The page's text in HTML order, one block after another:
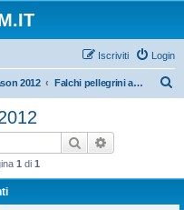
Login
Iscriviti
2012 Falchi pellegrini a Bologna 2012
Cerca
1 di 1